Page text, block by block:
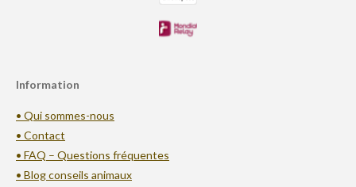
Information
• Qui sommes-nous
• Contact
• FAQ – Questions fréquentes
• Blog conseils animaux